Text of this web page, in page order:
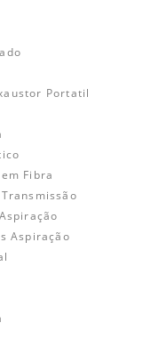
Portatil
Fibra
Aspiração